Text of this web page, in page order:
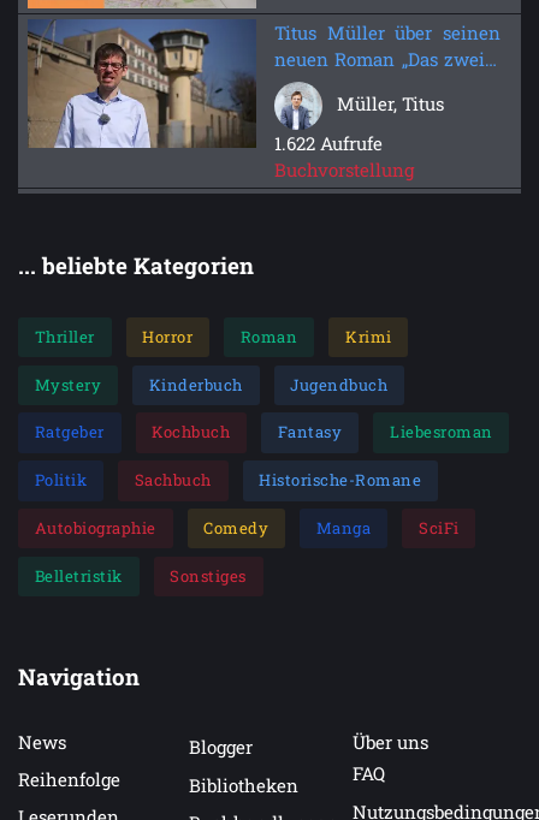
Titus Müller über seinen
neuen Roman „Das zweite
Geheimnis“
Müller, Titus
1.622 Aufrufe
Buchvorstellung
... beliebte Kategorien
Thriller Horror Roman Krimi
Mystery Kinderbuch Jugendbuch
Ratgeber Kochbuch Fantasy Liebesroman
Politik Sachbuch Historische-Romane
Autobiographie Comedy Manga SciFi
Belletristik Sonstiges
Navigation
News
Reihenfolge
Blogger
Bibliotheken
Über uns
FAQ